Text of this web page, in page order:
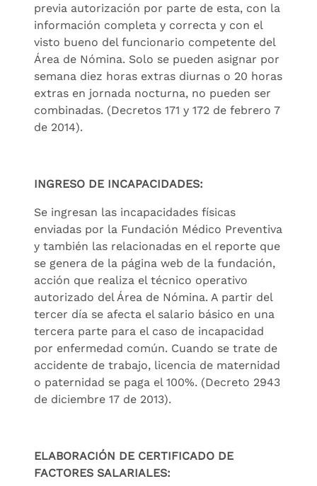
previa autorización por parte de esta, con la
información completa y correcta y con el
visto bueno del funcionario competente del
Área de Nómina. Solo se pueden asignar por
semana diez horas extras diurnas o 20 horas
extras en jornada nocturna, no pueden ser
combinadas. (Decretos 171 y 172 de febrero 7
de 2014).
INGRESO DE INCAPACIDADES:
Se ingresan las incapacidades físicas
enviadas por la Fundación Médico Preventiva
y también las relacionadas en el reporte que
se genera de la página web de la fundación,
acción que realiza el técnico operativo
autorizado del Área de Nómina. A partir del
tercer día se afecta el salario básico en una
tercera parte para el caso de incapacidad
por enfermedad común. Cuando se trate de
accidente de trabajo, licencia de maternidad
o paternidad se paga el 100%. (Decreto 2943
de diciembre 17 de 2013).
ELABORACIÓN DE CERTIFICADO DE
FACTORES SALARIALES: